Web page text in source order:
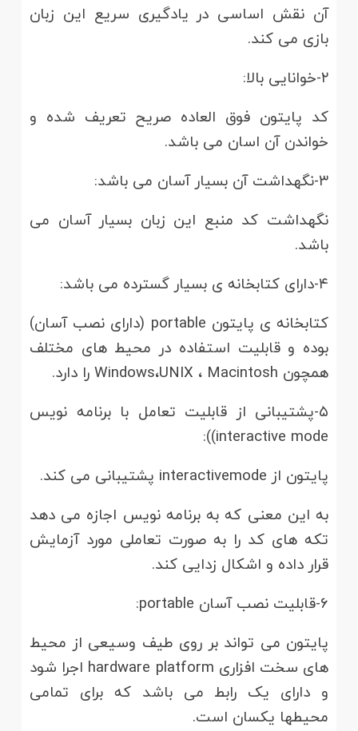
آن نقش اساسی در یادگیری سریع این زبان
بازی می کند.
۲-خوانایی بالا:
کد پایتون فوق العاده صریح تعریف شده و
خواندن آن اسان می باشد.
۳-نگهداشت آن بسیار آسان می باشد:
نگهداشت کد منبع این زبان بسیار آسان می
باشد.
۴-دارای کتابخانه ی بسیار گسترده می باشد:
کتابخانه ی پایتون portable (دارای نصب آسان)
بوده و قابلیت استفاده در محیط های مختلف
همچون Windows،UNIX ، Macintosh را دارد.
۵-پشتیبانی از قابلیت تعامل با برنامه نویس
interactive mode)):
پایتون از interactive mode پشتیبانی می کند.
به این معنی که به برنامه نویس اجازه می دهد
تکه های کد را به صورت تعاملی مورد آزمایش
قرار داده و اشکال زدایی کند.
۶-قابلیت نصب آسان portable:
پایتون می تواند بر روی طیف وسیعی از محیط
های سخت افزاری hardware platform اجرا شود
و دارای یک رابط می باشد که برای تمامی
محیطها یکسان است.